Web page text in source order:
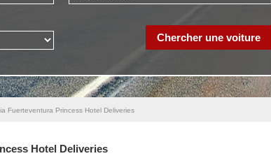
Fuerteventura Princess Hotel Deliveries
Hotel Deliveries